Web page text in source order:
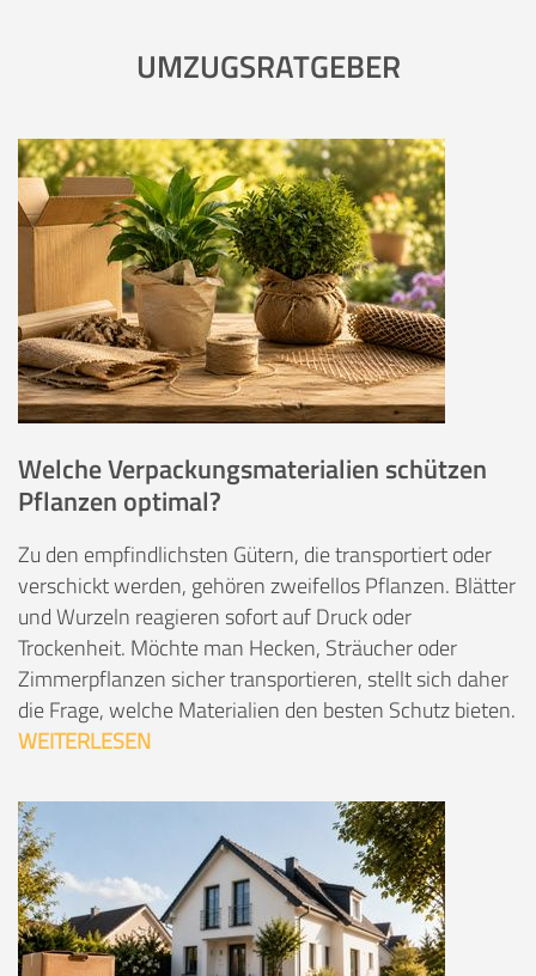
UMZUGSRATGEBER
Welche Verpackungsmaterialien schützen
Pflanzen optimal?
Zu den empfindlichsten Gütern, die transportiert oder
verschickt werden, gehören zweifellos Pflanzen. Blätter
und Wurzeln reagieren sofort auf Druck oder
Trockenheit. Möchte man Hecken, Sträucher oder
Zimmerpflanzen sicher transportieren, stellt sich daher
die Frage, welche Materialien den besten Schutz bieten.
WEITERLESEN